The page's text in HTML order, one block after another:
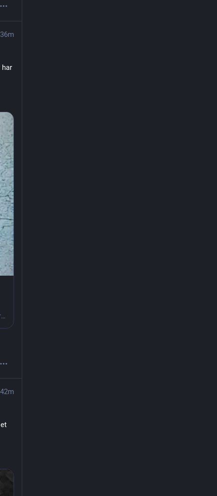
36m
Politiet vil fortsat gerne høre fra alle, der kan have set 15-årige Freja, der har været væk siden tirsdag.
42m